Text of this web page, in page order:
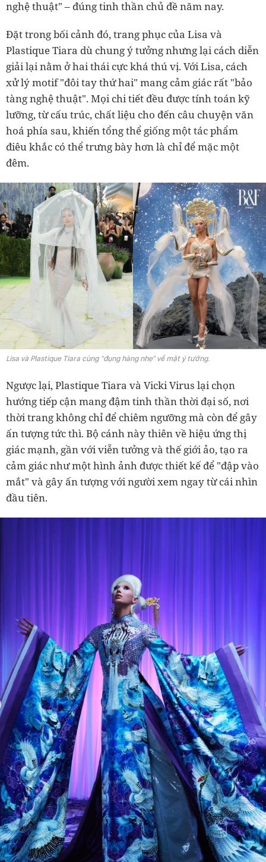
nghệ thuật" – đúng tinh thần chủ đề năm nay.
Đặt trong bối cảnh đó, trang phục của Lisa và
Plastique Tiara dù chung ý tưởng nhưng lại cách diễn
giải lại nằm ở hai thái cực khá thú vị. Với Lisa, cách
xử lý motif "đôi tay thứ hai" mang cảm giác rất "bảo
tàng nghệ thuật". Mọi chi tiết đều được tính toán kỹ
lưỡng, từ cấu trúc, chất liệu cho đến câu chuyện văn
hoá phía sau, khiến tổng thể giống một tác phẩm
điêu khắc có thể trưng bày hơn là chỉ để mặc một
đêm.
Lisa và Plastique Tiara cùng "đụng hàng nhẹ" về mặt ý tưởng.
Ngược lại, Plastique Tiara và Vicki Virus lại chọn
hướng tiếp cận mang đậm tinh thần thời đại số, nơi
thời trang không chỉ để chiêm ngưỡng mà còn để gây
ấn tượng tức thì. Bộ cánh này thiên về hiệu ứng thị
giác mạnh, gần với viễn tưởng và thế giới ảo, tạo ra
cảm giác như một hình ảnh được thiết kế để "đập vào
mắt" và gây ấn tượng với người xem ngay từ cái nhìn
đầu tiên.